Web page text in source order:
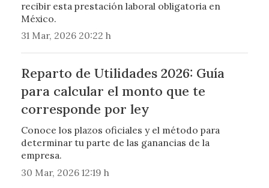
recibir esta prestación laboral obligatoria en
México.
31 Mar, 2026 20:22 h
Reparto de Utilidades 2026: Guía
para calcular el monto que te
corresponde por ley
Conoce los plazos oficiales y el método para
determinar tu parte de las ganancias de la
empresa.
30 Mar, 2026 12:19 h